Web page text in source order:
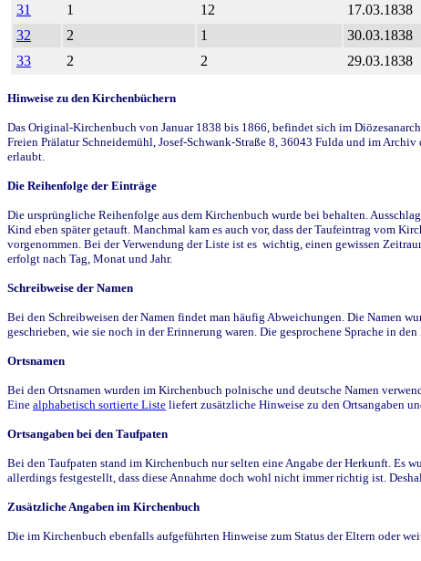
31
1 12 17.03.1838
32
2 1 30.03.1838
33
2 2 29.03.1838
Hinweise zu den Kirchenbüchern
Das Original-Kirchenbuch von Januar 1838 bis 1866, befindet sich im
Freien Prälatur Schneidemühl, Josef-Schwank-Straße 8, 36043 Fulda und im
erlaubt.
Die Reihenfolge der Einträge
Die ursprüngliche Reihenfolge aus dem Kirchenbuch wurde bei behalten.
Kind eben später getauft. Manchmal kam es auch vor, dass der Taufeintrag vom
vorgenommen. Bei der Verwendung der Liste ist es wichtig, einen gewissen
erfolgt nach Tag, Monat und Jahr.
Schreibweise der Namen
Bei den Schreibweisen der Namen findet man häufig Abweichungen. Die Namen
geschrieben, wie sie noch in der Erinnerung waren. Die gesprochene Sprache in
Ortsnamen
Bei den Ortsnamen wurden im Kirchenbuch polnische und deutsche Namen
Eine alphabetisch sortierte Liste liefert zusätzliche Hinweise zu den Ortsangaben
Ortsangaben bei den Taufpaten
Bei den Taufpaten stand im Kirchenbuch nur selten eine Angabe der Herkunft. Es
allerdings festgestellt, dass diese Annahme doch wohl nicht immer richtig ist.
Zusätzliche Angaben im Kirchenbuch
Die im Kirchenbuch ebenfalls aufgeführten Hinweise zum Status der Eltern oder